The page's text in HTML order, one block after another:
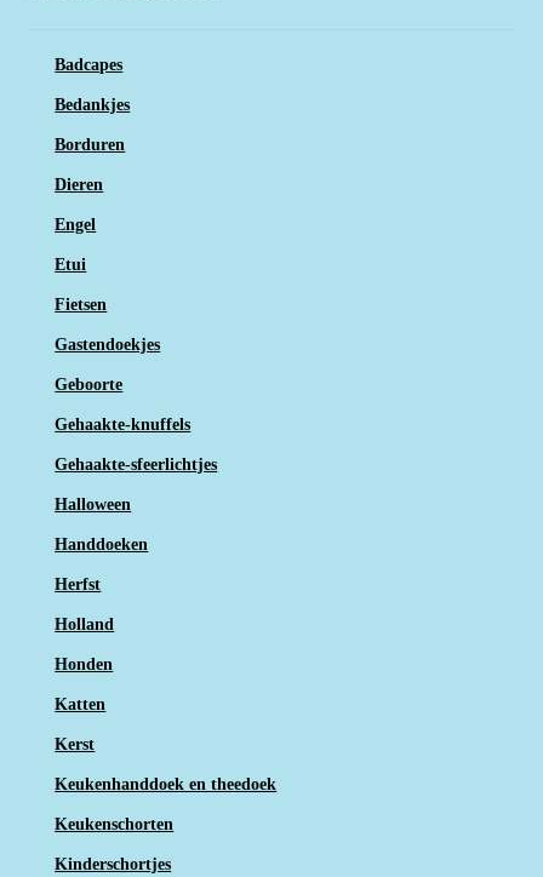
Badcapes
Bedankjes
Borduren
Dieren
Engel
Etui
Fietsen
Gastendoekjes
Geboorte
Gehaakte-knuffels
Gehaakte-sfeerlichtjes
Halloween
Handdoeken
Herfst
Holland
Honden
Katten
Kerst
Keukenhanddoek en theedoek
Keukenschorten
Kinderschortjes